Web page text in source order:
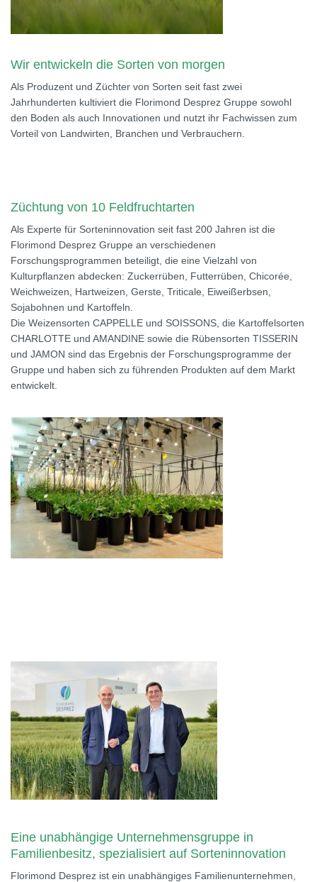
Wir entwickeln die Sorten von morgen
Als Produzent und Züchter von Sorten seit fast zwei
Jahrhunderten kultiviert die Florimond Desprez Gruppe sowohl
den Boden als auch Innovationen und nutzt ihr Fachwissen zum
Vorteil von Landwirten, Branchen und Verbrauchern.
Züchtung von 10 Feldfruchtarten
Als Experte für Sorteninnovation seit fast 200 Jahren ist die
Florimond Desprez Gruppe an verschiedenen
Forschungsprogrammen beteiligt, die eine Vielzahl von
Kulturpflanzen abdecken: Zuckerrüben, Futterrüben, Chicorée,
Weichweizen, Hartweizen, Gerste, Triticale, Eiweißerbsen,
Sojabohnen und Kartoffeln.
Die Weizensorten CAPPELLE und SOISSONS, die Kartoffelsorten
CHARLOTTE und AMANDINE sowie die Rübensorten TISSERIN
und JAMON sind das Ergebnis der Forschungsprogramme der
Gruppe und haben sich zu führenden Produkten auf dem Markt
entwickelt.
Eine unabhängige Unternehmensgruppe in
Familienbesitz, spezialisiert auf Sorteninnovation
Florimond Desprez ist ein unabhängiges Familienunternehmen,